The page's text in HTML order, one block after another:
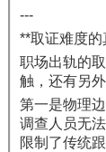
---
**取证难度
职场出轨的
触，还有另
第一是物理
调查人员无
限制了传统